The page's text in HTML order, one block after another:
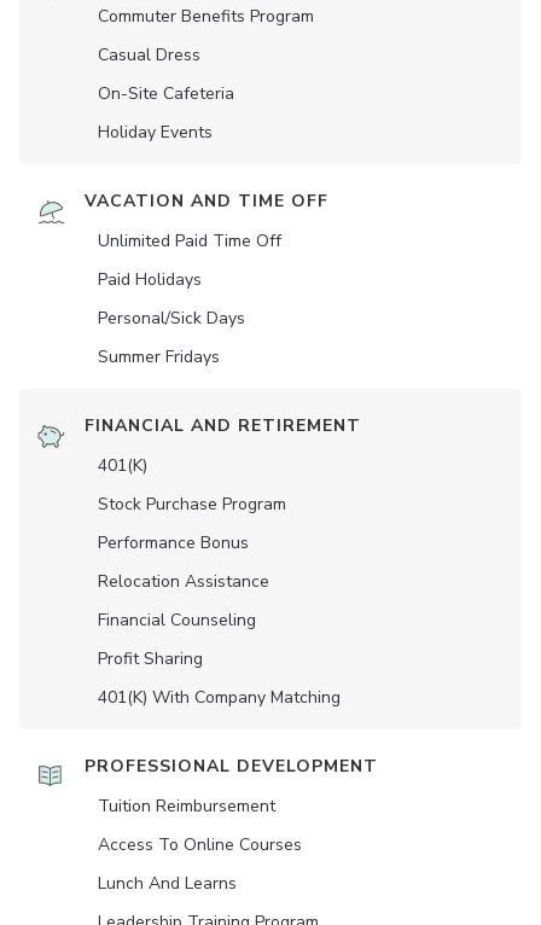
Commuter Benefits Program
Casual Dress
On-Site Cafeteria
Holiday Events
VACATION AND TIME OFF
Unlimited Paid Time Off
Paid Holidays
Personal/Sick Days
Summer Fridays
FINANCIAL AND RETIREMENT
401(K)
Stock Purchase Program
Performance Bonus
Relocation Assistance
Financial Counseling
Profit Sharing
401(K) With Company Matching
PROFESSIONAL DEVELOPMENT
Tuition Reimbursement
Access To Online Courses
Lunch And Learns